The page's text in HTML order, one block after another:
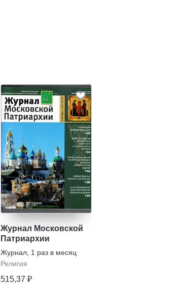
Журнал Московской
Патриархии
Журнал 1 раз в месяц
Религия
515,37 ₽